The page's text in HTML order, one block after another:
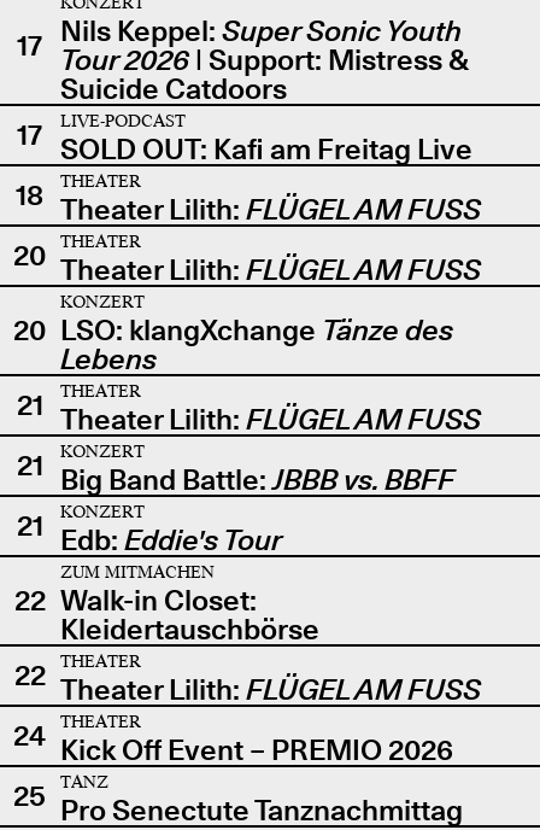
17 Nils Keppel: Super Sonic Youth
Tour 2026| Support: Mistress &
Suicide Catdoors
17
LIVE-PODCAST
SOLD OUT: Kafi am Freitag Live
18
THEATER
Theater Lilith: FLÜGEL AM FUSS
20
THEATER
Theater Lilith: FLÜGEL AM FUSS
20
KONZERT
LSO: klangXchange Tänze des
Lebens
21
THEATER
Theater Lilith: FLÜGEL AM FUSS
21
KONZERT
Big Band Battle:JBBB vs. BBFF
21
KONZERT
Edb: Eddie's Tour
22
ZUM MITMACHEN
Walk-in Closet:
Kleidertauschbörse
22
THEATER
Theater Lilith: FLÜGEL AM FUSS
24
THEATER
Kick Off Event – PREMIO 2026
25
TANZ
Pro Senectute Tanznachmittag